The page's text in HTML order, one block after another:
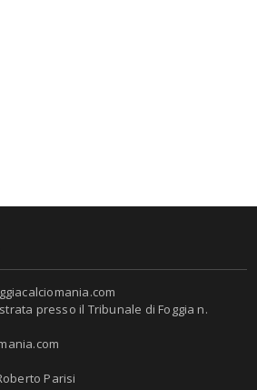
presso il Tribunale di Foggia n.
Parisi